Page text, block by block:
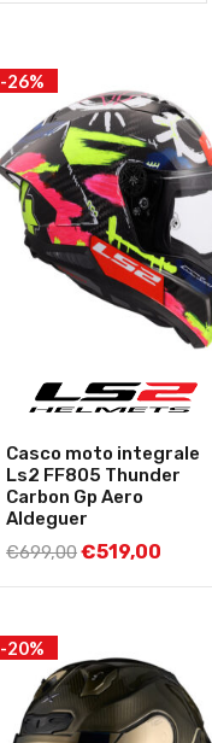
-26%
Casco moto integrale
Ls2 FF805 Thunder
Carbon Gp Aero
Aldeguer
€699,00€519,00
-20%